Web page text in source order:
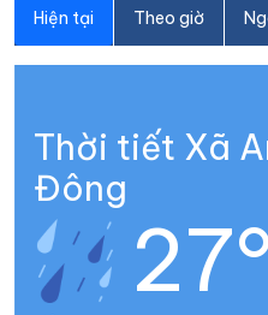
Hiện tại Theo giờ
Thời tiết Xã
Đông
27°